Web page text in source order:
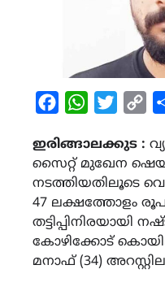
FacebookWhatsAppTwitter
ഇരിങ്ങാലക്കുട :
സൈറ്റ് മുഖേന
നടത്തിയതിലൂടെ
47 ലക്ഷത്തോളം
തട്ടിപ്പിനിരയായി
കോഴിക്കോട്
മനാഫ് (34)